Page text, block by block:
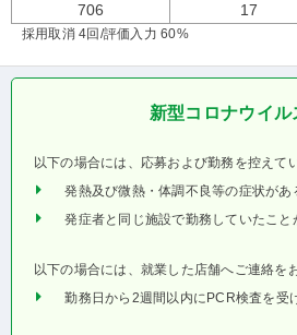
706 17
採用取消 4回 /評価入力 60%
新型コロナウイ
以下の場合には、応募および勤務を控えて
発熱及び微熱・体調不良等の症状があ
発症者と同じ施設で勤務していたこ
以下の場合には、就業した店舗へご連絡を
勤務日から2週間以内にPCR検査を受